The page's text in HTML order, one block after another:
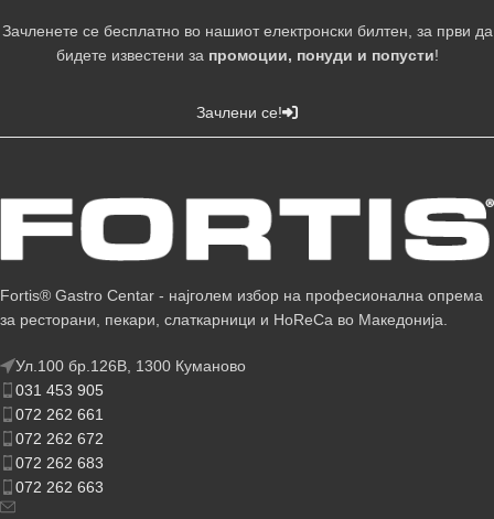
Зачленете се бесплатно во нашиот електронски билтен, за први да
бидете известени за промоции, понуди и попусти!
Зачлени се!
Fortis® Gastro Centar - најголем избор на професионална опрема
за ресторани, пекари, слаткарници и HoReCa во Македонија.
Ул.100 бр.126В, 1300 Куманово
031 453 905
072 262 661
072 262 672
072 262 683
072 262 663